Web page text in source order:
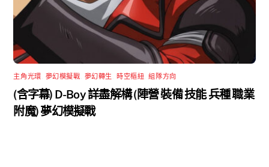
主角光環 夢幻模擬戰 夢幻轉生 時空樞紐 ,組隊方向
(含字幕) D-Boy 詳盡解構 (陣營 裝備 技能 兵種 職業
附魔) 夢幻模擬戰